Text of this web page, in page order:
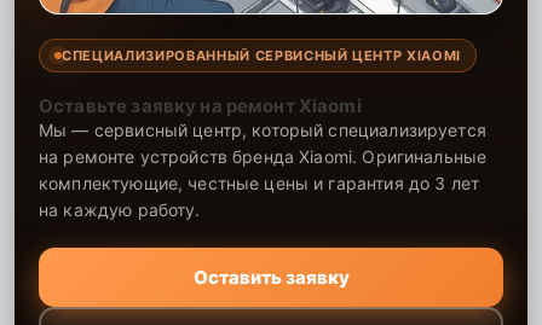
СПЕЦИАЛИЗИРОВАННЫЙ СЕРВИСНЫЙ ЦЕНТР XIAOMI
Оставьте заявку на ремонт Xiaomi
Мы — сервисный центр, который специализируется
на ремонте устройств бренда Xiaomi. Оригинальные
комплектующие, честные цены и гарантия до 3 лет
на каждую работу.
Оставить заявку